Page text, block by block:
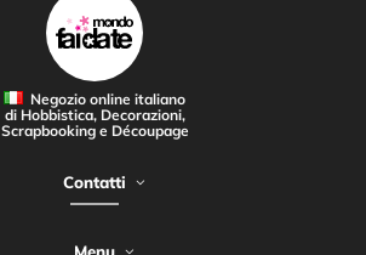
Negozio online italiano
di Hobbistica, Decorazioni,
Scrapbooking e Découpage
Contatti